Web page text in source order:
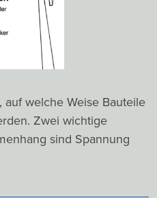
welche Weise Bauteile
Zwei wichtige
sind Spannung